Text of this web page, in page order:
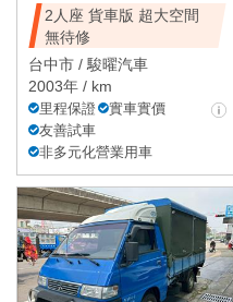
2人座 貨車版 超大空間
無待修
台中市 / 駿曜汽車
2003年 / km
里程保證
實車實價
友善試車
非多元化營業用車